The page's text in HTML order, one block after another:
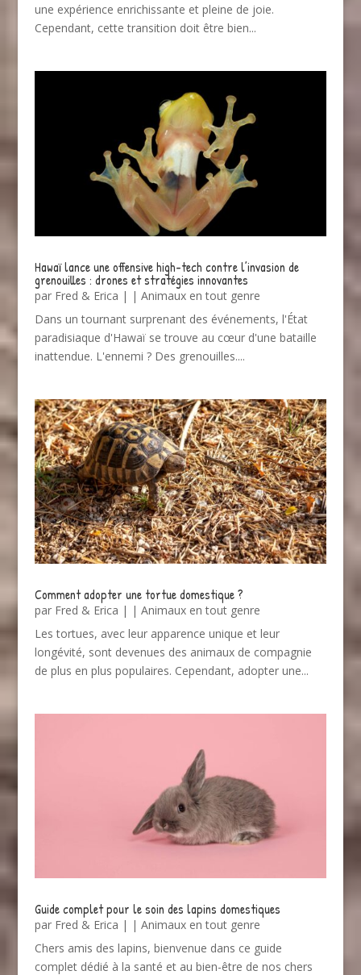
une expérience enrichissante et pleine de joie.
Cependant, cette transition doit être bien...
Hawaï lance une offensive high-tech contre l’invasion de
grenouilles : drones et stratégies innovantes
par Fred & Erica | | Animaux en tout genre
Dans un tournant surprenant des événements, l'État
paradisiaque d'Hawaï se trouve au cœur d'une bataille
inattendue. L'ennemi ? Des grenouilles....
Comment adopter une tortue domestique ?
par Fred & Erica | | Animaux en tout genre
Les tortues, avec leur apparence unique et leur
longévité, sont devenues des animaux de compagnie
de plus en plus populaires. Cependant, adopter une...
Guide complet pour le soin des lapins domestiques
par Fred & Erica | | Animaux en tout genre
Chers amis des lapins, bienvenue dans ce guide
complet dédié à la santé et au bien-être de nos chers